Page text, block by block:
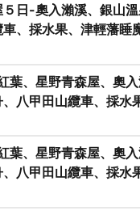
日-奧入瀨溪、銀山
、採水果、津輕藩睡
葉、星野青森屋、奧
八甲田山纜車、採水
葉、星野青森屋、奧
八甲田山纜車、採水